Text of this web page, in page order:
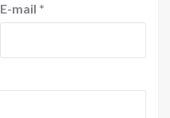
E-mail *